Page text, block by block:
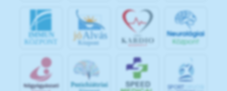
IMMUN
KÖZPONT
jó Alvás
Központ
SPOR